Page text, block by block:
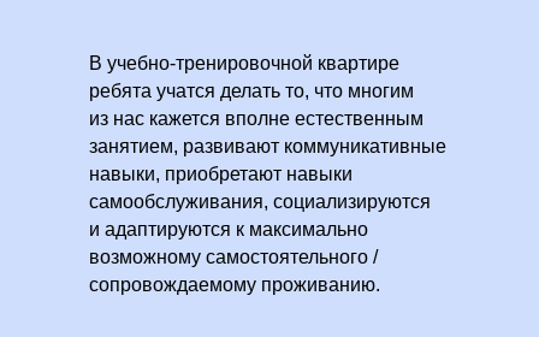
В учебно-тренировочной квартире
ребята учатся делать то, что многим
из нас кажется вполне естественным
занятием, развивают коммуникативные
навыки, приобретают навыки
самообслуживания, социализируются
и адаптируются к максимально
возможному самостоятельного /
сопровождаемому проживанию.